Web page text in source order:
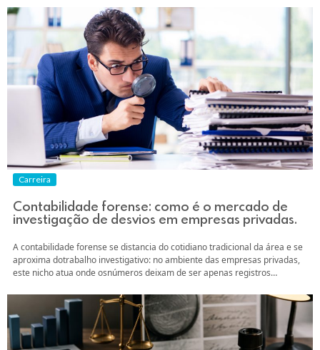
Como ir além dos relatórios tradicionais e transformar montanhas de
dadosem decisões que geram valor real? Vamos desvendar neste...
Carreira
Contabilidade forense: como é o mercado de
investigação de desvios em empresas privadas.
A contabilidade forense se distancia do cotidiano tradicional da área e se
aproxima dotrabalho investigativo: no ambiente das empresas privadas,
este nicho atua onde osnúmeros deixam de ser apenas registros
como funciona este mercado, o papel da contabilidade naproteção
patrimonial e como você pode se...